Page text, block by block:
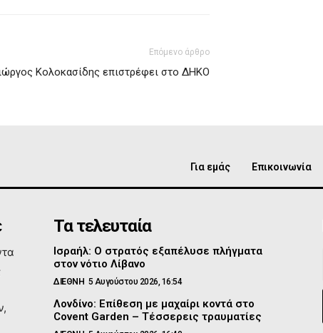
Επόμενο άρθρο
Κολοκασίδης επιστρέφει στο ΔΗΚΟ
Για εμάς Επικοινωνία
Τα τελευταία
Ισραήλ: Ο στρατός εξαπέλυσε πλήγματα
στον νότιο Λίβανο
ΔΙΕΘΝΗ 5 Αυγούστου 2026, 16:54
Λονδίνο: Επίθεση με μαχαίρι κοντά στο
Covent Garden – Τέσσερεις τραυματίες